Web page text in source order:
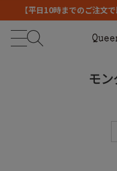
【平日10時までのご注文
モン